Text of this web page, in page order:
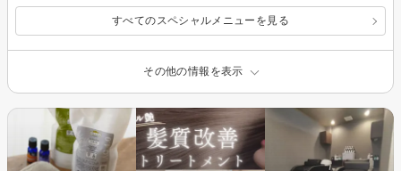
すべてのスペシャルメニューを見る
その他の情報を表示